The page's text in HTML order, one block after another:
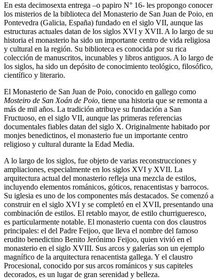
En esta decimosexta entrega –o papiro N° 16- les propongo conocer
los misterios de la biblioteca del Monasterio de San Juan de Poio, en
Pontevedra (Galicia, España) fundado en el siglo VII, aunque las
estructuras actuales datan de los siglos XVI y XVII. A lo largo de su
historia el monasterio ha sido un importante centro de vida religiosa
y cultural en la región. Su biblioteca es conocida por su rica
colección de manuscritos, incunables y libros antiguos. A lo largo de
los siglos, ha sido un depósito de conocimiento teológico, filosófico,
científico y literario.
El Monasterio de San Juan de Poio, conocido en gallego como
Mosteiro de San Xoán de Poio, tiene una historia que se remonta a
más de mil años. La tradición atribuye su fundación a San
Fructuoso, en el siglo VII, aunque las primeras referencias
documentales fiables datan del siglo X. Originalmente habitado por
monjes benedictinos, el monasterio fue un importante centro
religioso y cultural durante la Edad Media.
A lo largo de los siglos, fue objeto de varias reconstrucciones y
ampliaciones, especialmente en los siglos XVI y XVII. La
arquitectura actual del monasterio refleja una mezcla de estilos,
incluyendo elementos románicos, góticos, renacentistas y barrocos.
Su iglesia es uno de los componentes más destacados. Se comenzó a
construir en el siglo XVI y se completó en el XVII, presentando una
combinación de estilos. El retablo mayor, de estilo churrigueresco,
es particularmente notable. El monasterio cuenta con dos claustros
principales: el del Padre Feijoo, que lleva el nombre del famoso
erudito benedictino Benito Jerónimo Feijoo, quien vivió en el
monasterio en el siglo XVIII. Sus arcos y galerías son un ejemplo
magnífico de la arquitectura renacentista gallega. Y el claustro
Procesional, conocido por sus arcos románicos y sus capiteles
decorados, es un lugar de gran serenidad y belleza.